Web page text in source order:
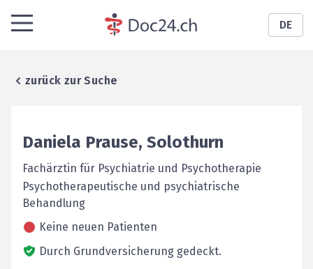
DE
zurück zur Suche
Daniela Prause, Solothurn
Fachärztin für Psychiatrie und Psychotherapie
Psychotherapeutische und psychiatrische
Behandlung
Keine neuen Patienten
Durch Grundversicherung gedeckt.